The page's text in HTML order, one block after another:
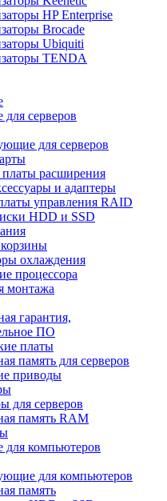
HP Enterprise
Brocade
Ubiquiti
TENDA
серверов
для серверов
расширения
и адаптеры
управления RAID
HDD и SSD
охлаждения
процессора
монтажа
гарантия,
ПО
платы
память для серверов
приводы
для серверов
память RAM
компьютеров
для компьютеров
память